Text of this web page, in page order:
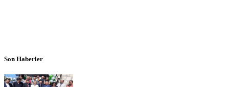
Son Haberler